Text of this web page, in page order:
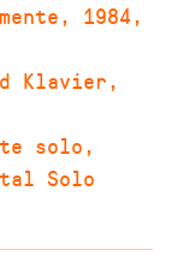
, 1984,
Klavier,
solo,
Solo